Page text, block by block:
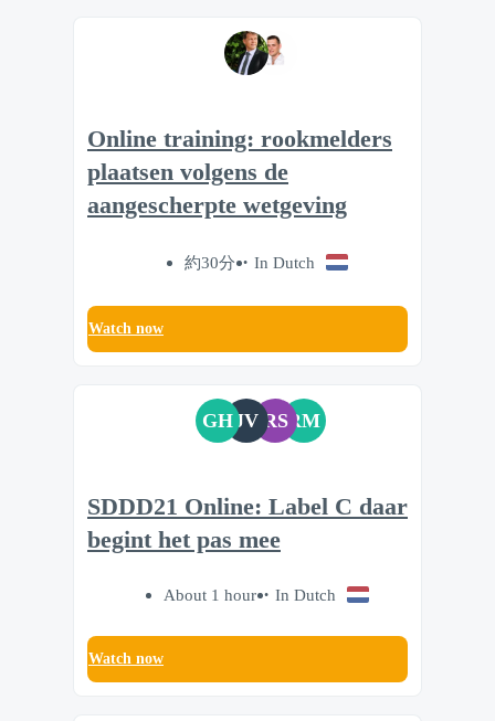
Online training: rookmelders
plaatsen volgens de
aangescherpte wetgeving
約30分 In Dutch
Watch now
GH JV RSRM
SDDD21 Online: Label C daar
begint het pas mee
About 1 hour In Dutch
Watch now